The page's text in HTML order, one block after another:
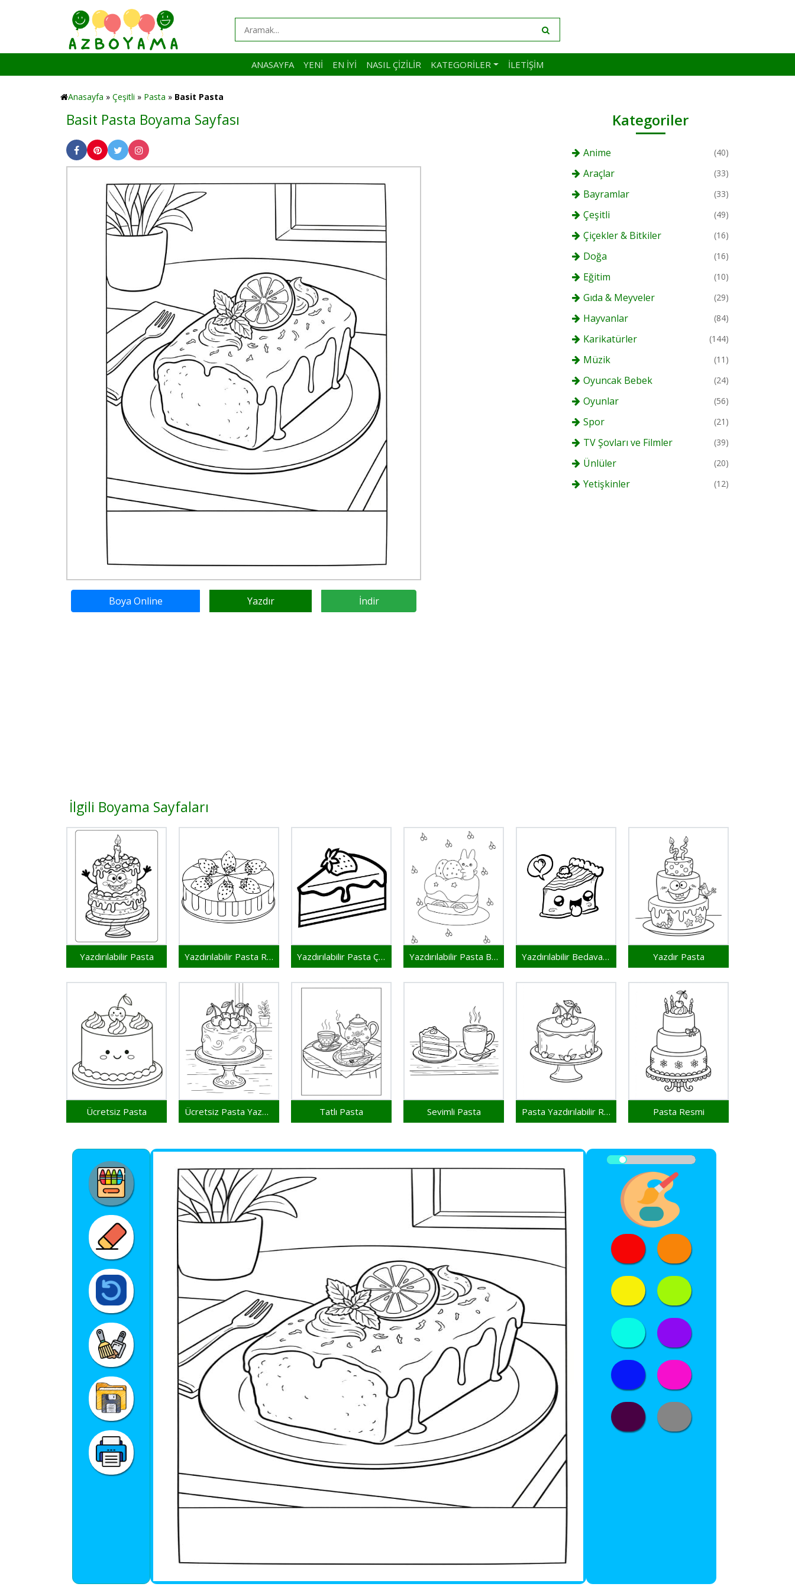
ANASAYFA YENI EN İYI NASIL ÇIZILIR KATEGORILER İLETIŞIM
Anasayfa » Çeşitli » Pasta » Basit Pasta
Basit Pasta Boyama Sayfası
Boya Online Yazdır İndir
Kategoriler
Anime (40)
Araçlar (33)
Bayramlar (33)
Çeşitli (49)
Çiçekler & Bitkiler (16)
Doğa (16)
Eğitim (10)
Gıda & Meyveler (29)
Hayvanlar (84)
Karikatürler (144)
Müzik (11)
Oyuncak Bebek (24)
Oyunlar (56)
Spor (21)
TV Şovları ve Filmler (39)
Ünlüler (20)
Yetişkinler (12)
İlgili Boyama Sayfaları
Yazdırılabilir Pasta Yazdırılabilir Pasta Resim Yazdırılabilir Pasta Çocuklar İçin Yazdırılabilir Pasta Bedava Yazdırılabilir Bedava Pasta Yazdır Pasta
Ücretsiz Pasta Ücretsiz Pasta Yazdırılabilir Tatlı Pasta Sevimli Pasta Pasta Yazdırılabilir Resim Pasta Resmi